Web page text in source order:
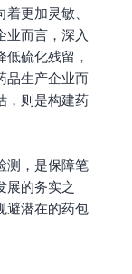
更加灵敏、
业而言，深入
硫化残留，
品生产企业而
，则是构建药
测，是保障笔
展的务实之
避潜在的药包